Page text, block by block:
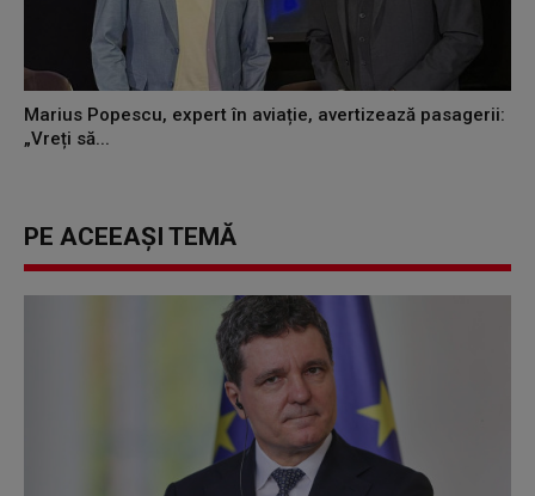
Marius Popescu, expert în aviație, avertizează pasagerii:
„Vreți să...
PE ACEEAȘI TEMĂ